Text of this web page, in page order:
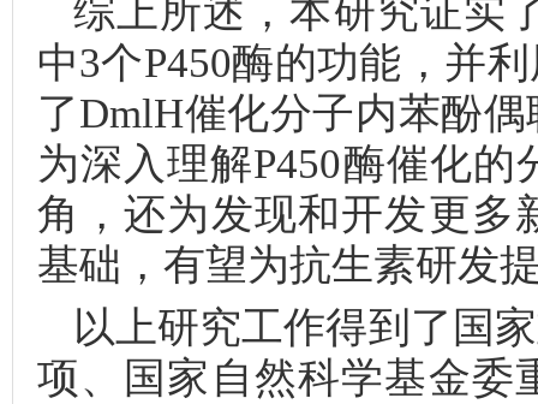
综上所述，本研究证实
中3个P450酶的功能，并
了DmlH催化分子内苯酚
为深入理解P450酶催化
角，还为发现和开发更多
基础，有望为抗生素研发
以上研究工作得到了国
项、国家自然科学基金委